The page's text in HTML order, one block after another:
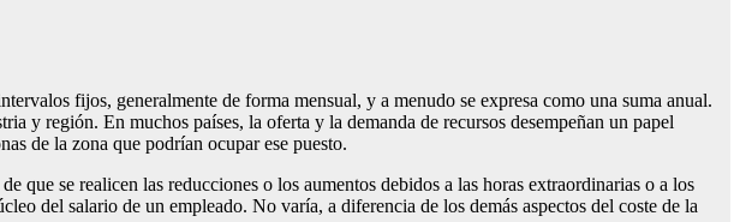
fijos, generalmente de forma mensual, y a menudo se expresa como una suma anual.
y región. En muchos países, la oferta y la demanda de recursos desempeñan un papel
de la zona que podrían ocupar ese puesto.
que se realicen las reducciones o los aumentos debidos a las horas extraordinarias o a los
del salario de un empleado. No varía, a diferencia de los demás aspectos del coste de la